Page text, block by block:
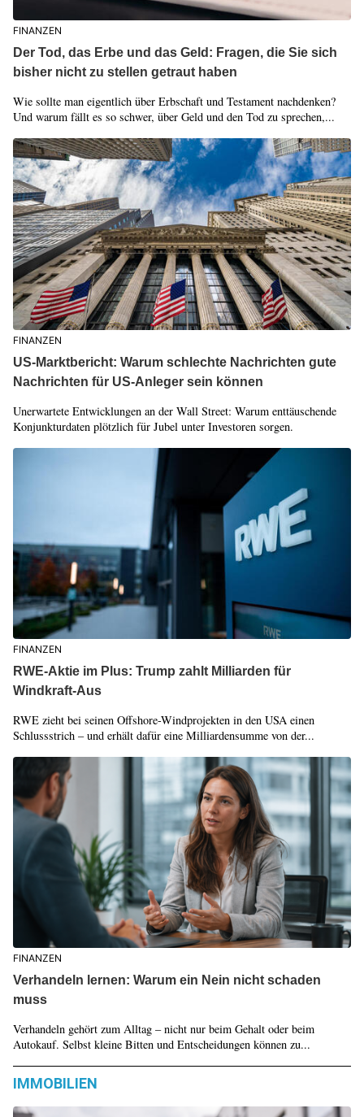
FINANZEN
Der Tod, das Erbe und das Geld: Fragen, die Sie sich
bisher nicht zu stellen getraut haben
Wie sollte man eigentlich über Erbschaft und Testament nachdenken?
Und warum fällt es so schwer, über Geld und den Tod zu sprechen,...
FINANZEN
US-Marktbericht: Warum schlechte Nachrichten gute
Nachrichten für US-Anleger sein können
Unerwartete Entwicklungen an der Wall Street: Warum enttäuschende
Konjunkturdaten plötzlich für Jubel unter Investoren sorgen.
FINANZEN
RWE-Aktie im Plus: Trump zahlt Milliarden für
Windkraft-Aus
RWE zieht bei seinen Offshore-Windprojekten in den USA einen
Schlussstrich – und erhält dafür eine Milliardensumme von der...
FINANZEN
Verhandeln lernen: Warum ein Nein nicht schaden
muss
Verhandeln gehört zum Alltag – nicht nur beim Gehalt oder beim
Autokauf. Selbst kleine Bitten und Entscheidungen können zu...
IMMOBILIEN